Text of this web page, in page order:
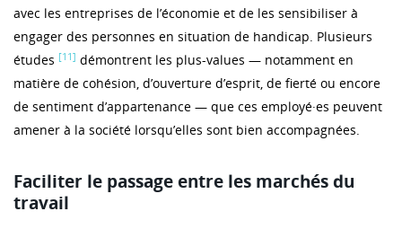
avec les entreprises de l’économie et de les sensibiliser à
engager des personnes en situation de handicap. Plusieurs
études [11] démontrent les plus-values — notamment en
matière de cohésion, d’ouverture d’esprit, de fierté ou encore
de sentiment d’appartenance — que ces employé·es peuvent
amener à la société lorsqu’elles sont bien accompagnées.
Faciliter le passage entre les marchés du
travail